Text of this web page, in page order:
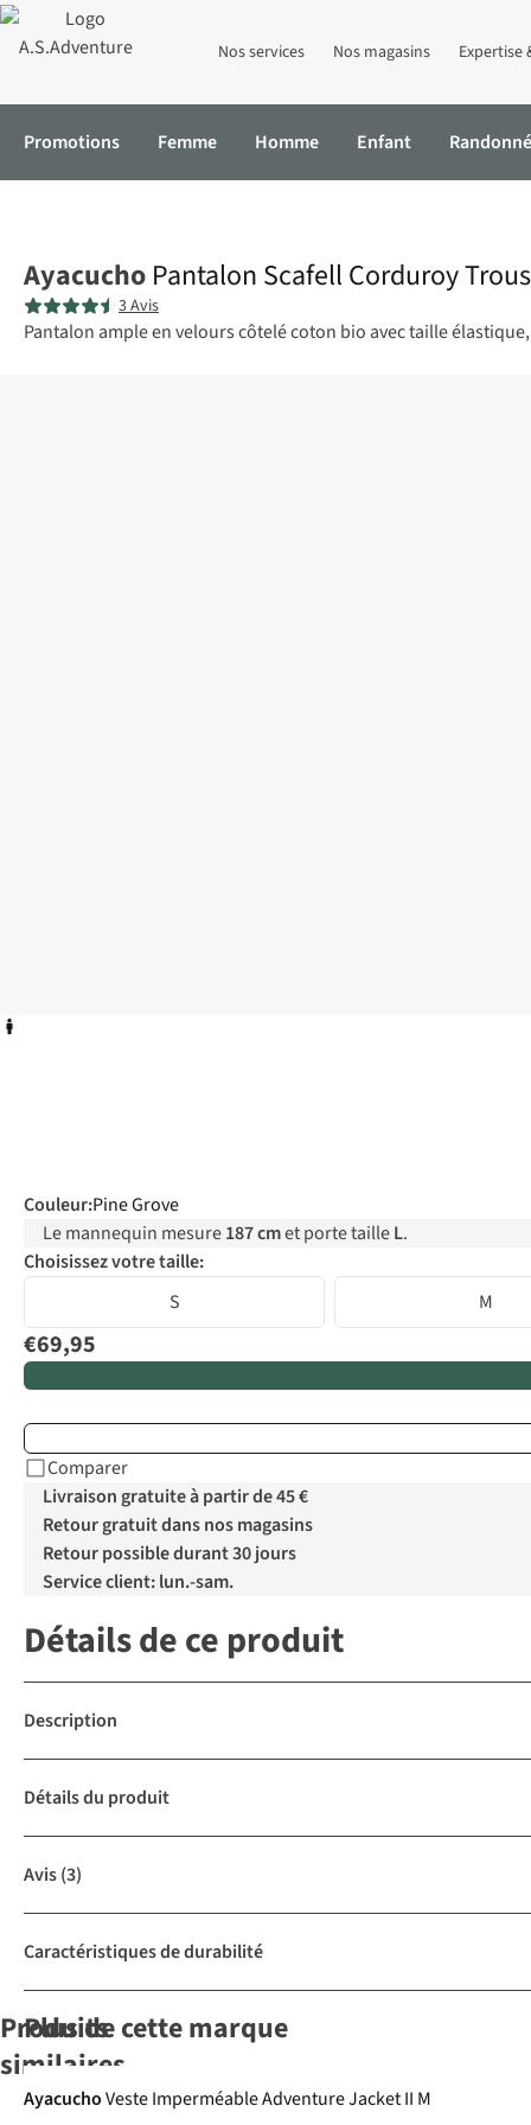
Nos services Nos magasins Expertise
Promotions Femme Homme Enfant
Ayacucho Pantalon Scafell Corduroy
3 Avis
Pantalon ample en velours côtelé coton bio avec taille
Couleur:Pine Grove
Le mannequin mesure187 cmet porte tailleL.
Choisissez votre taille:
S
M
€69,95
Comparer
Livraison gratuite à partir de 45 €
Retour gratuit dans nos magasins
Retour possible durant 30 jours
Service client: lun.-sam.
Détails de ce produit
Description
Détails du produit
Avis(3)
Caractéristiques de durabilité
Produits
similaires
Plus de cette marque
Le choix A.S.Adventure
AyacuchoVeste Imperméable Adventure Jacket II M